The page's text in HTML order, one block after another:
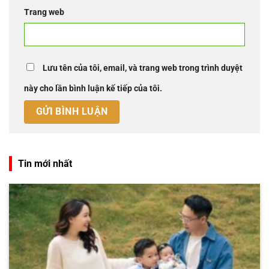
Trang web
Lưu tên của tôi, email, và trang web trong trình duyệt
này cho lần bình luận kế tiếp của tôi.
Tin mới nhất